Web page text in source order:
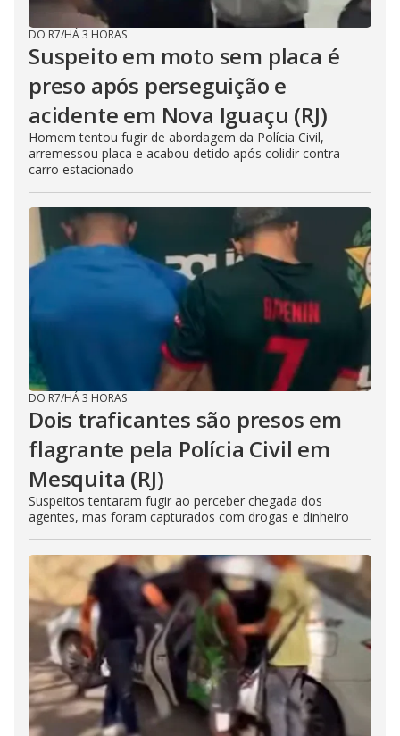
DO R7/HÁ 3 HORAS
Suspeito em moto sem placa é
preso após perseguição e
acidente em Nova Iguaçu (RJ)
Homem tentou fugir de abordagem da Polícia Civil,
arremessou placa e acabou detido após colidir contra
carro estacionado
DO R7/HÁ 3 HORAS
Dois traficantes são presos em
flagrante pela Polícia Civil em
Mesquita (RJ)
Suspeitos tentaram fugir ao perceber chegada dos
agentes, mas foram capturados com drogas e dinheiro